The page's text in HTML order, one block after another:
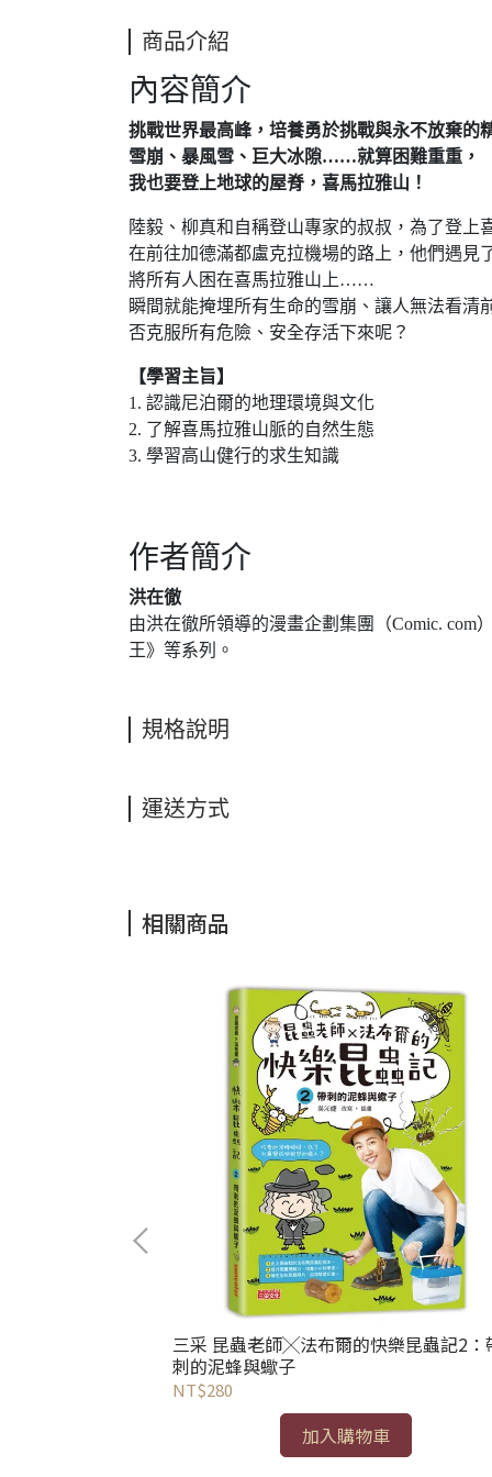
商品介紹
內容簡介
挑戰世界最高峰，培養勇於挑戰與永不放棄的
雪崩、暴風雪、巨大冰隙……就算困難重重，
我也要登上地球的屋脊，喜馬拉雅山！
陸毅、柳真和自稱登山專家的叔叔，為了登
在前往加德滿都盧克拉機場的路上，他們遇見
將所有人困在喜馬拉雅山上……
瞬間就能掩埋所有生命的雪崩、讓人無法看
否克服所有危險、安全存活下來呢？
【學習主旨】
1. 認識尼泊爾的地理環境與文化
2. 了解喜馬拉雅山脈的自然生態
3. 學習高山健行的求生知識
作者簡介
洪在徹
由洪在徹所領導的漫畫企劃集團（Comic.
王》等系列。
規格說明
運送方式
相關商品
三采 昆蟲老師╳法布爾的快樂昆蟲記2：
刺的泥蜂與蠍子
NT$280
加入購物車